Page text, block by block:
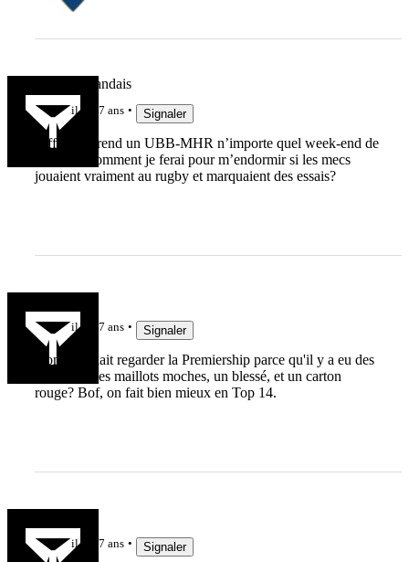
Le Haut Landais
il y a 7 ans Signaler
Pffff... je prend un UBB-MHR n’importe quel week-end de
l’annee! Comment je ferai pour m’endormir si les mecs
jouaient vraiment au rugby et marquaient des essais?
il y a 7 ans Signaler
Donc il fallait regarder la Premiership parce qu'il y a eu des
placages, des maillots moches, un blessé, et un carton
rouge? Bof, on fait bien mieux en Top 14.
il y a 7 ans Signaler